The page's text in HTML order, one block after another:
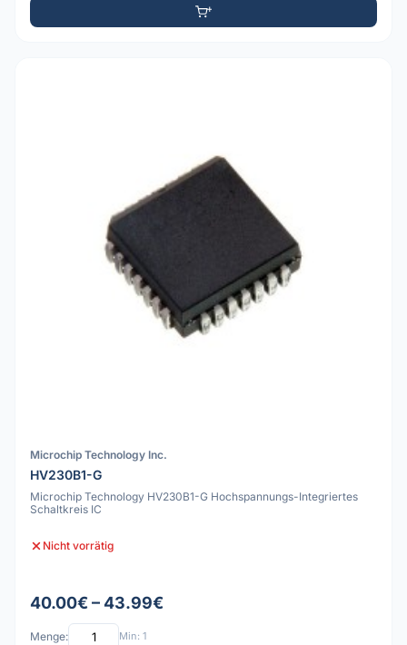
Microchip Technology Inc.
HV230B1-G
Microchip Technology HV230B1-G Hochspannungs-Integriertes
Schaltkreis IC
Nicht vorrätig
40.00€ – 43.99€
Menge: Min: 1